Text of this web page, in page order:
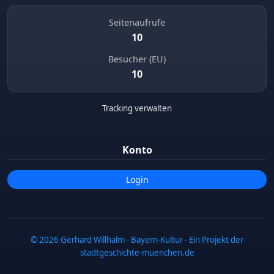
Seitenaufrufe
10
Besucher (EU)
10
Tracking verwalten
Konto
Login
© 2026 Gerhard Willhalm - Bayern-Kultur - Ein Projekt der
stadtgeschichte-muenchen.de